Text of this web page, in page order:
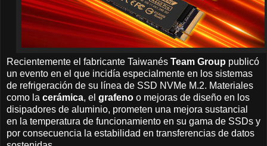
Recientemente el fabricante Taiwanés Team Group publicó
un evento en el que incidía especialmente en los sistemas
de refrigeración de su línea de SSD NVMe M.2. Materiales
como la cerámica, el grafeno o mejoras de diseño en los
disipadores de aluminio, prometen una mejora sustancial
en la temperatura de funcionamiento en su gama de SSDs y
por consecuencia la estabilidad en transferencias de datos